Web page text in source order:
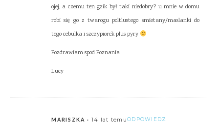
ojej, a czemu ten gzik był taki niedobry? u mnie w domu
robi się go z twarogu poltlustego smietany/maslanki do
tego cebulka i szczypiorek plus pyry
Pozdrawiam spod Poznania
Lucy
MARISZKA 14 lat temuODPOWIEDZ